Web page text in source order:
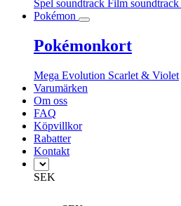
Spel soundtrack Film soundtrack
Pokémon
Pokémonkort
Mega Evolution Scarlet & Violet
Varumärken
Om oss
FAQ
Köpvillkor
Rabatter
Kontakt
SEK